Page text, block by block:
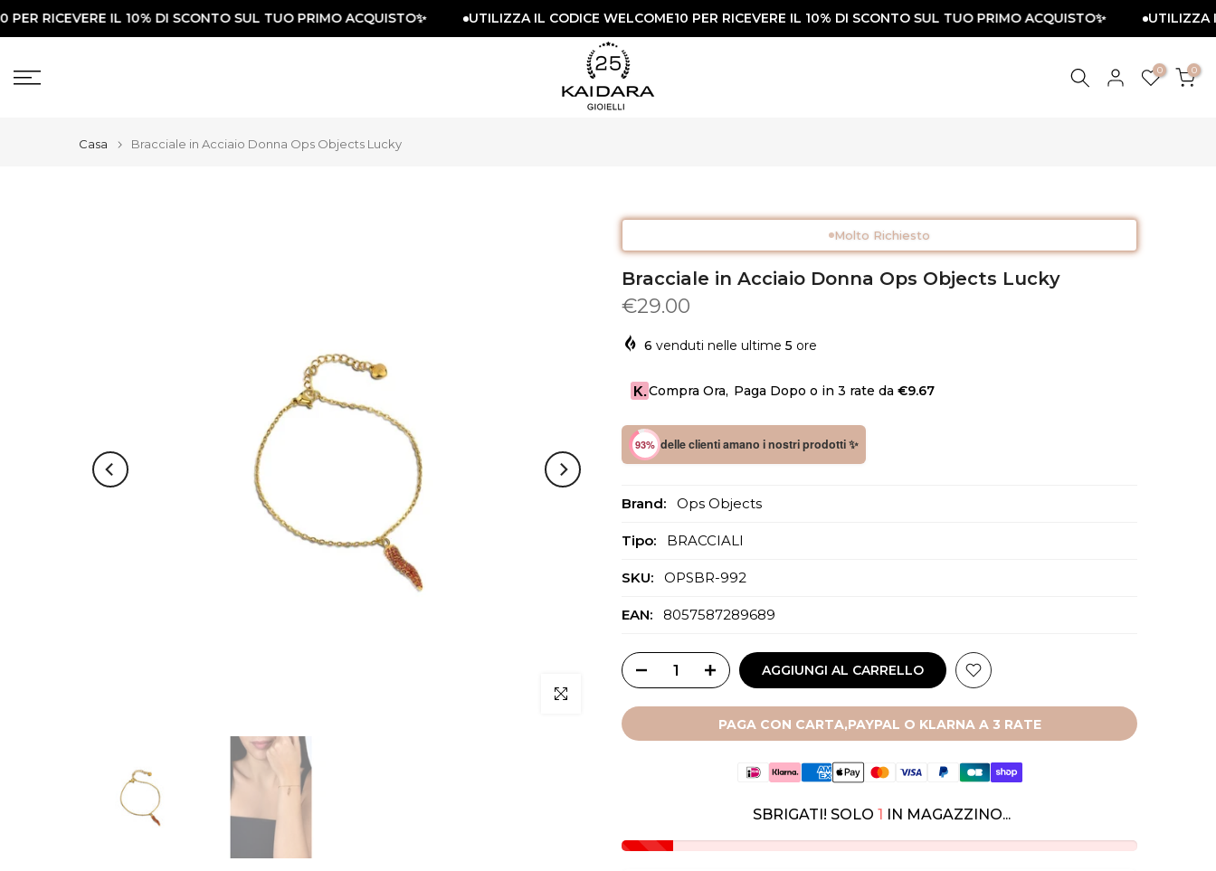
Vai
al
RICEVERE IL 10% DI SCONTO SUL TUO PRIMO ACQUISTO✨ UTILIZZA IL CODICE WELCOME10 PER RICEVERE IL 10% DI SCONTO SUL TUO PRIMO ACQUISTO✨ UTILIZZA IL
0 0
Casa Bracciale in Acciaio Donna Ops Objects Lucky
Clicca per ingrandire
Molto Richiesto
Bracciale in Acciaio Donna Ops Objects Lucky
€29.00
6 venduti nelle ultime 5 ore
K.Compra Ora, Paga Dopo o in 3 rate da €9.67
93% delle clienti amano i nostri prodotti ✨
Brand: Ops Objects
Tipo: BRACCIALI
SKU: OPSBR-992
EAN: 8057587289689
AGGIUNGI AL CARRELLO
PAGA CON CARTA,PAYPAL O KLARNA A 3 RATE
SBRIGATI! SOLO 1 IN MAGAZZINO...